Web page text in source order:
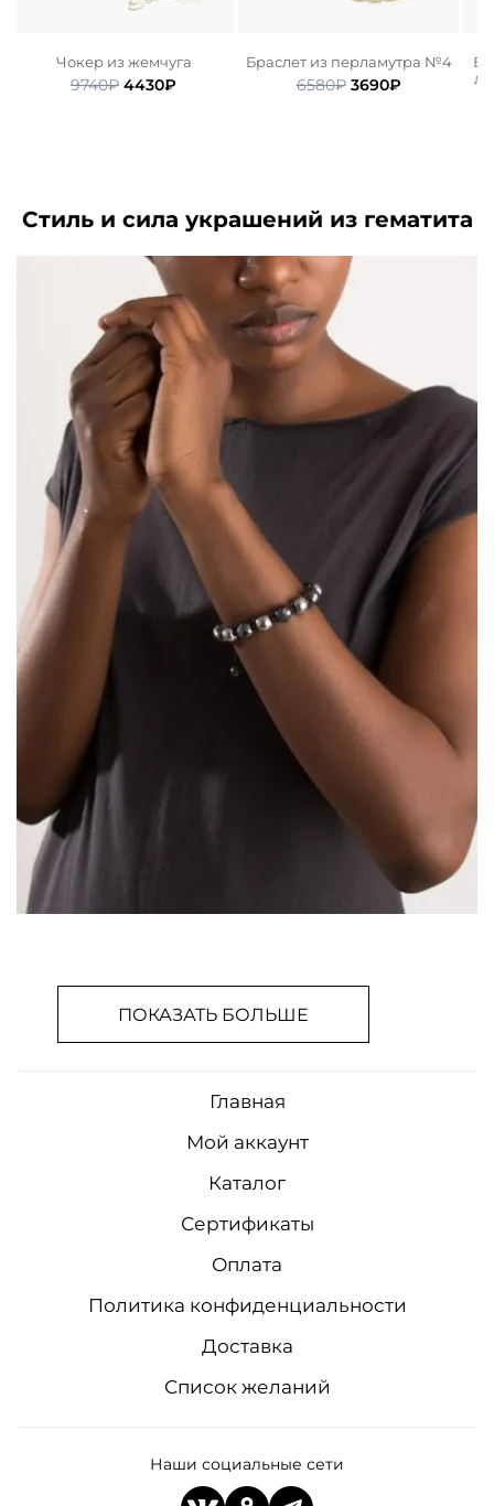
Чокер из жемчуга
9740₽ Первоначальная
4430₽
Браслет из перламутра №4
6580₽ Первоначальная
3690₽Текущая
Стиль и сила украшений из гематита
ПОКАЗАТЬ БОЛЬШЕ
Главная
Мой аккаунт
Каталог
Сертификаты
Оплата
Политика конфиденциальности
Доставка
Список желаний
Наши социальные сети